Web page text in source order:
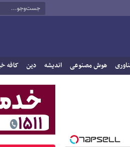
هوش مصنوعی اندیشه دین کافه